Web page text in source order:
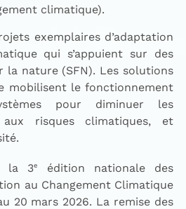
climatique).
exemplaires d’adaptation
qui s’appuient sur des
la nature (SFN). Les solutions
mobilisent le fonctionnement
pour diminuer les
risques climatiques, et
la 3e
édition nationale des
au Changement Climatique
20 mars 2026. La remise des